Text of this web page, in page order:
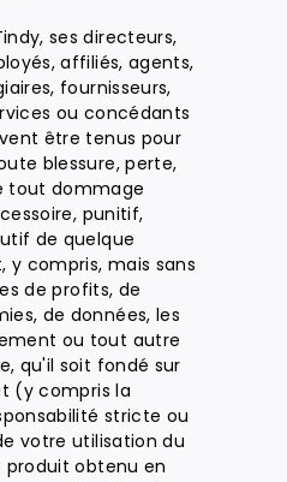
ses directeurs,
affiliés, agents,
fournisseurs,
ou concédants
être tenus pour
blessure, perte,
tout dommage
punitif,
de quelque
y compris, mais sans
de profits, de
de données, les
ou tout autre
qu'il soit fondé sur
(y compris la
stricte ou
votre utilisation du
obtenu en